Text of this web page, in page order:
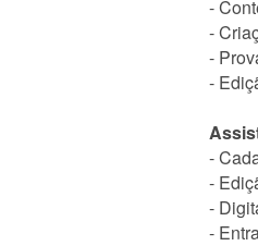
-
-
-
-
-
-
-
-